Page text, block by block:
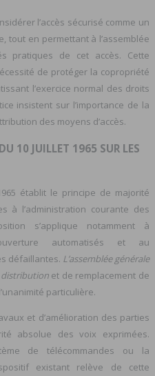
l’accès sécurisé comme un
tout en permettant à l’assemblée
pratiques de cet accès. Cette
de protéger la copropriété
l’exercice normal des droits
insistent sur l’importance de la
des moyens d’accès.
10 JUILLET 1965 SUR LES
établit le principe de majorité
à l’administration courante des
s’applique notamment à
automatisés et au
défaillantes. L’assemblée générale
distribution et de remplacement de
particulière.
et d’amélioration des parties
absolue des voix exprimées.
de télécommandes ou la
existant relève de cette